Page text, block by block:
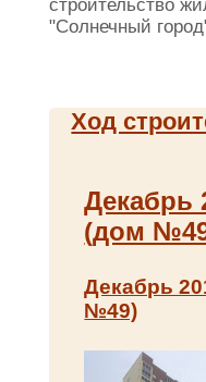
строительство
"Солнечный
Ход
Декабрь
(дом
Декабрь
№49)